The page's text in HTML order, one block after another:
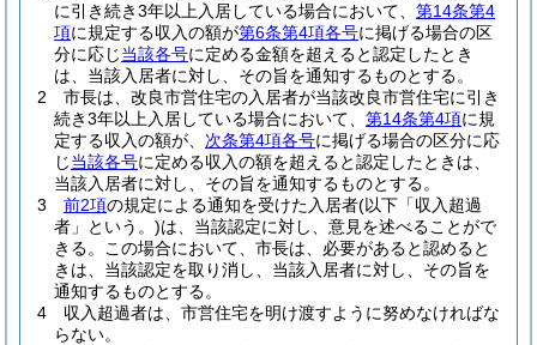
に引き続き3年以上入居している場合において、 第14条第4
項に規定する収入の額が第6条第4項各号に掲げる場合の区
分に応じ当該各号に定める金額を超えると認定したとき
は、当該入居者に対し、その旨を通知するものとする。
2
市長は、改良市営住宅の入居者が当該改良市営住宅に引き
続き3年以上入居している場合において、 第14条第4項に規
定する収入の額が、 次条第4項各号に掲げる場合の区分に応
じ当該各号に定める収入の額を超えると認定したときは、
当該入居者に対し、その旨を通知するものとする。
3
前2項の規定による通知を受けた入居者(以下「収入超過
者」という。)は、当該認定に対し、意見を述べることがで
きる。
この場合において、市長は、必要があると認めると
きは、当該認定を取り消し、当該入居者に対し、その旨を
通知するものとする。
4
収入超過者は、市営住宅を明け渡すように努めなければな
らない。